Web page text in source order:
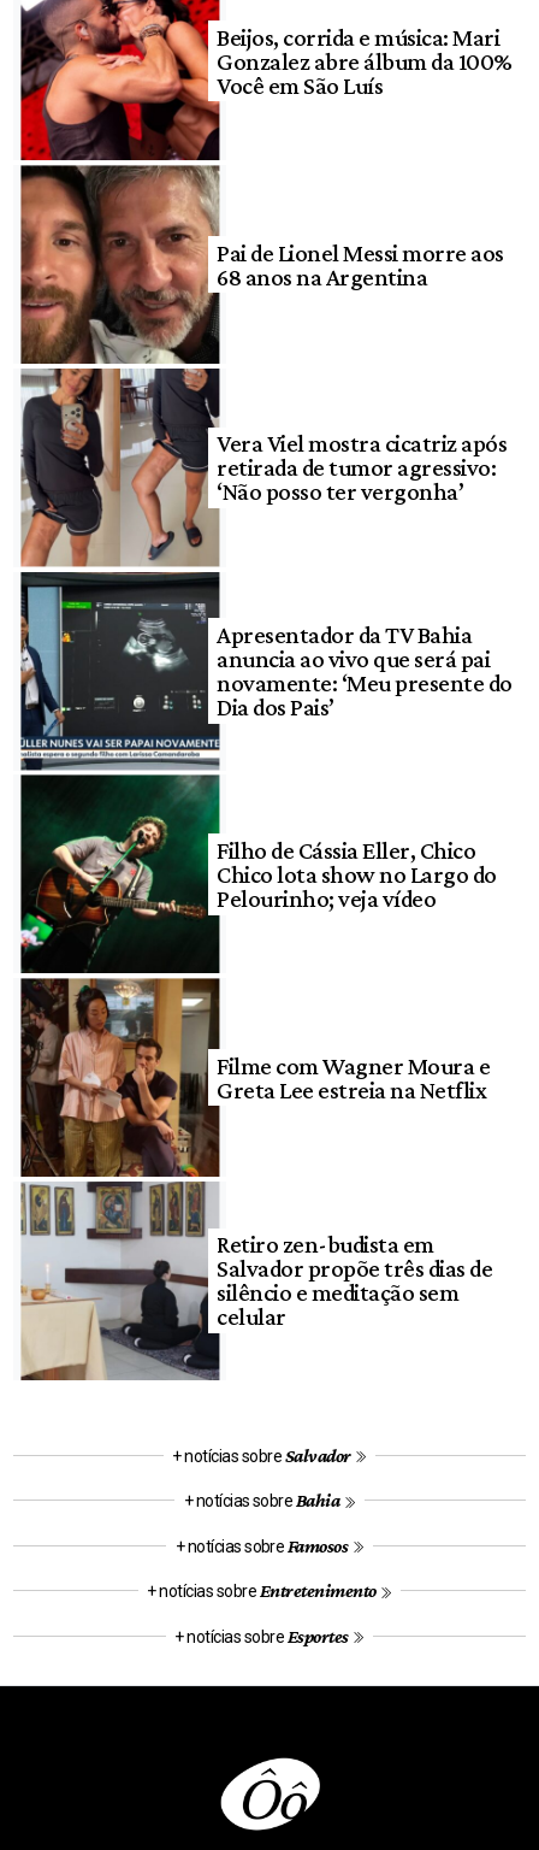
Beijos, corrida e música: Mari
Gonzalez abre álbum da 100%
Você em São Luís
Pai de Lionel Messi morre aos
68 anos na Argentina
Vera Viel mostra cicatriz após
retirada de tumor agressivo:
‘Não posso ter vergonha’
Apresentador da TV Bahia
anuncia ao vivo que será pai
novamente: ‘Meu presente do
Dia dos Pais’
Filho de Cássia Eller, Chico
Chico lota show no Largo do
Pelourinho; veja vídeo
Filme com Wagner Moura e
Greta Lee estreia na Netflix
Retiro zen-budista em
Salvador propõe três dias de
silêncio e meditação sem
celular
+ notícias sobreSalvador
+ notícias sobre Bahia
+ notícias sobre Famosos
+ notícias sobre Entretenimento
+ notícias sobre Esportes